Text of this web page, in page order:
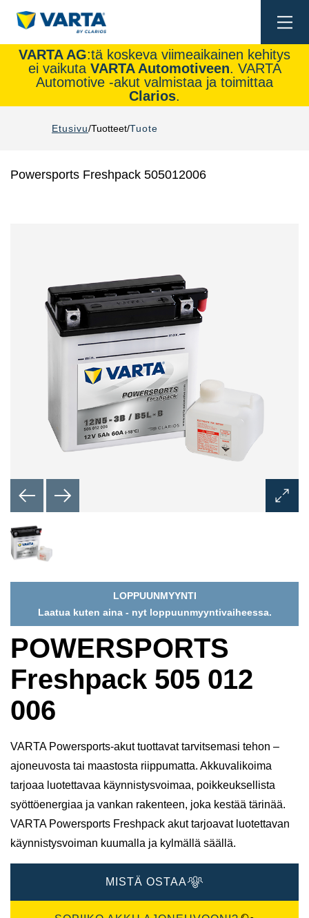
VARTA AG:tä koskeva viimeaikainen kehitys
ei vaikuta VARTA Automotiveen. VARTA
Automotive -akut valmistaa ja toimittaa
Clarios.
Etusivu Tuotteet Tuote
Powersports Freshpack 505012006
Avaa
LOPPUUNMYYNTI
Laatua kuten aina - nyt loppuunmyyntivaiheessa.
POWERSPORTS
Freshpack 505 012
006
VARTA Powersports-akut tuottavat tarvitsemasi tehon –
ajoneuvosta tai maastosta riippumatta. Akkuvalikoima
tarjoaa luotettavaa käynnistysvoimaa, poikkeuksellista
syöttöenergiaa ja vankan rakenteen, joka kestää tärinää.
VARTA Powersports Freshpack akut tarjoavat luotettavan
käynnistysvoiman kuumalla ja kylmällä säällä.
MISTÄ OSTAA